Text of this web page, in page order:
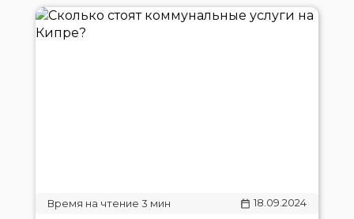
18.09.2024